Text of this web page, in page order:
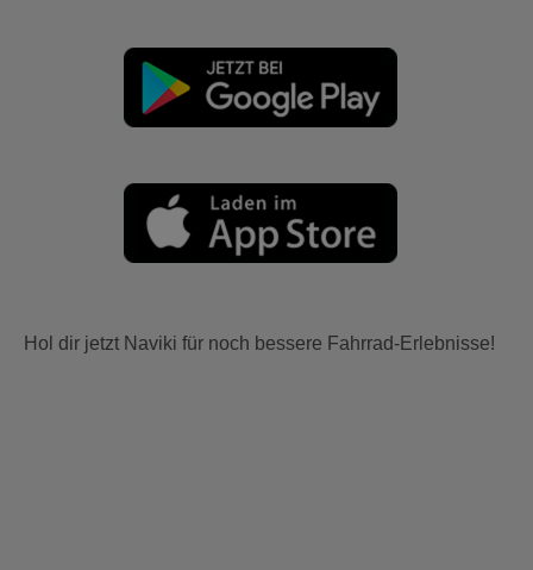
Hol dir jetzt Naviki für noch bessere Fahrrad-Erlebnisse!